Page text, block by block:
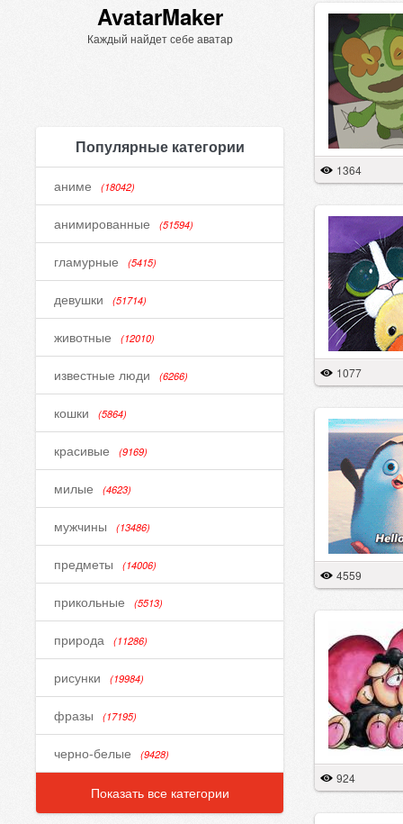
AvatarMaker
Каждый найдет себе аватар
Популярные категории
аниме (18042)
анимированные (51594)
гламурные (5415)
девушки (51714)
животные (12010)
известные люди (6266)
кошки (5864)
красивые (9169)
милые (4623)
мужчины (13486)
предметы (14006)
прикольные (5513)
природа (11286)
рисунки (19984)
фразы (17195)
черно-белые (9428)
Показать все категории
1364
1077
4559
924